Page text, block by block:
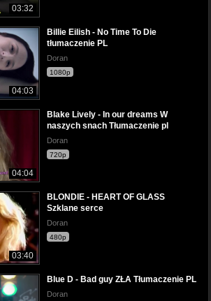
03:32
04:03
Billie Eilish - No Time To Die
tłumaczenie PL
Doran
1080p
04:04
Blake Lively - In our dreams W
naszych snach Tłumaczenie pl
Doran
720p
03:40
BLONDIE - HEART OF GLASS
Szklane serce
Doran
480p
Blue D - Bad guy ZŁA Tłumaczenie PL
Doran